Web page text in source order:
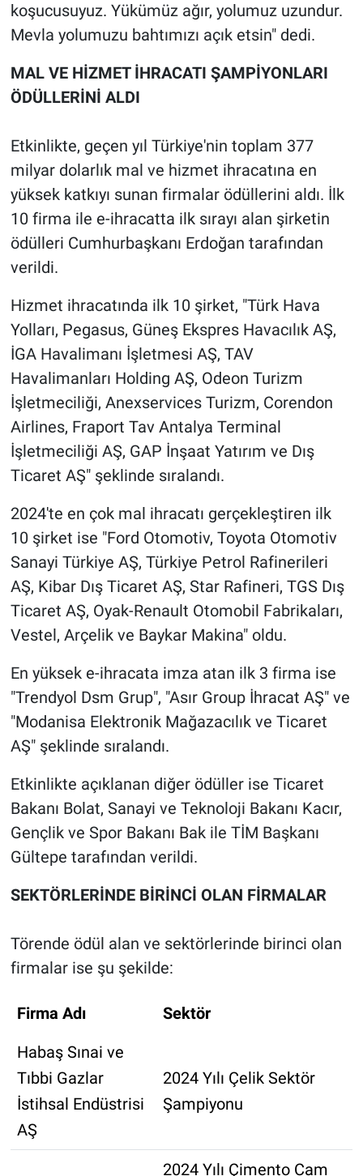
koşucusuyuz. Yükümüz ağır, yolumuz uzundur.
Mevla yolumuzu bahtımızı açık etsin" dedi.
MAL VE HİZMET İHRACATI ŞAMPİYONLARI
ÖDÜLLERİNİ ALDI
Etkinlikte, geçen yıl Türkiye'nin toplam 377
milyar dolarlık mal ve hizmet ihracatına en
yüksek katkıyı sunan firmalar ödüllerini aldı. İlk
10 firma ile e-ihracatta ilk sırayı alan şirketin
ödülleri Cumhurbaşkanı Erdoğan tarafından
verildi.
Hizmet ihracatında ilk 10 şirket, "Türk Hava
Yolları, Pegasus, Güneş Ekspres Havacılık AŞ,
İGA Havalimanı İşletmesi AŞ, TAV
Havalimanları Holding AŞ, Odeon Turizm
İşletmeciliği, Anexservices Turizm, Corendon
Airlines, Fraport Tav Antalya Terminal
İşletmeciliği AŞ, GAP İnşaat Yatırım ve Dış
Ticaret AŞ" şeklinde sıralandı.
2024'te en çok mal ihracatı gerçekleştiren ilk
10 şirket ise "Ford Otomotiv, Toyota Otomotiv
Sanayi Türkiye AŞ, Türkiye Petrol Rafinerileri
AŞ, Kibar Dış Ticaret AŞ, Star Rafineri, TGS Dış
Ticaret AŞ, Oyak-Renault Otomobil Fabrikaları,
Vestel, Arçelik ve Baykar Makina" oldu.
En yüksek e-ihracata imza atan ilk 3 firma ise
"Trendyol Dsm Grup", "Asır Group İhracat AŞ" ve
"Modanisa Elektronik Mağazacılık ve Ticaret
AŞ" şeklinde sıralandı.
Etkinlikte açıklanan diğer ödüller ise Ticaret
Bakanı Bolat, Sanayi ve Teknoloji Bakanı Kacır,
Gençlik ve Spor Bakanı Bak ile TİM Başkanı
Gültepe tarafından verildi.
SEKTÖRLERİNDE BİRİNCİ OLAN FİRMALAR
Törende ödül alan ve sektörlerinde birinci olan
firmalar ise şu şekilde:
Firma Adı
Sektör
Habaş Sınai ve
Tıbbi Gazlar
İstihsal Endüstrisi
AŞ
2024 Yılı Çelik Sektör
Şampiyonu
2024 Yılı Çimento Cam